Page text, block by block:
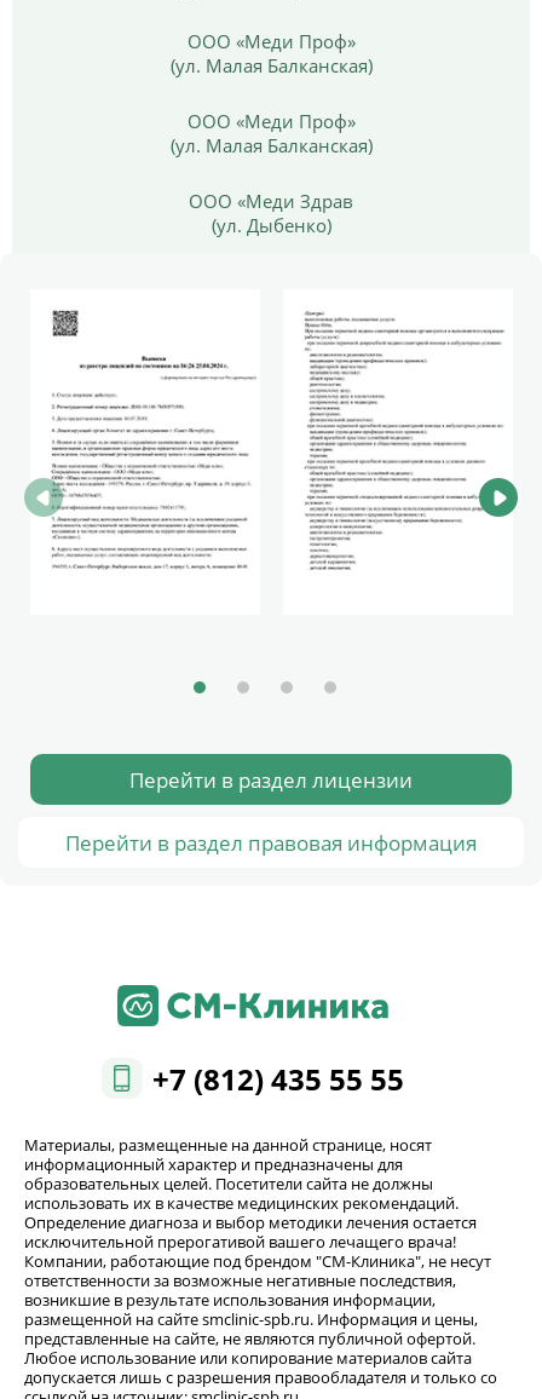
ООО «Меди Проф»
(ул. Малая Балканская)
ООО «Меди Проф»
(ул. Малая Балканская)
ООО «Меди Здрав
(ул. Дыбенко)
Перейти в раздел лицензии
Перейти в раздел правовая информация
+7 (812) 435 55 55
Материалы, размещенные на данной странице, носят
информационный характер и предназначены для
образовательных целей. Посетители сайта не должны
использовать их в качестве медицинских рекомендаций.
Определение диагноза и выбор методики лечения остается
исключительной прерогативой вашего лечащего врача!
Компании, работающие под брендом "СМ-Клиника", не несут
ответственности за возможные негативные последствия,
возникшие в результате использования информации,
размещенной на сайте smclinic-spb.ru. Информация и цены,
представленные на сайте, не являются публичной офертой.
Любое использование или копирование материалов сайта
допускается лишь с разрешения правообладателя и только со